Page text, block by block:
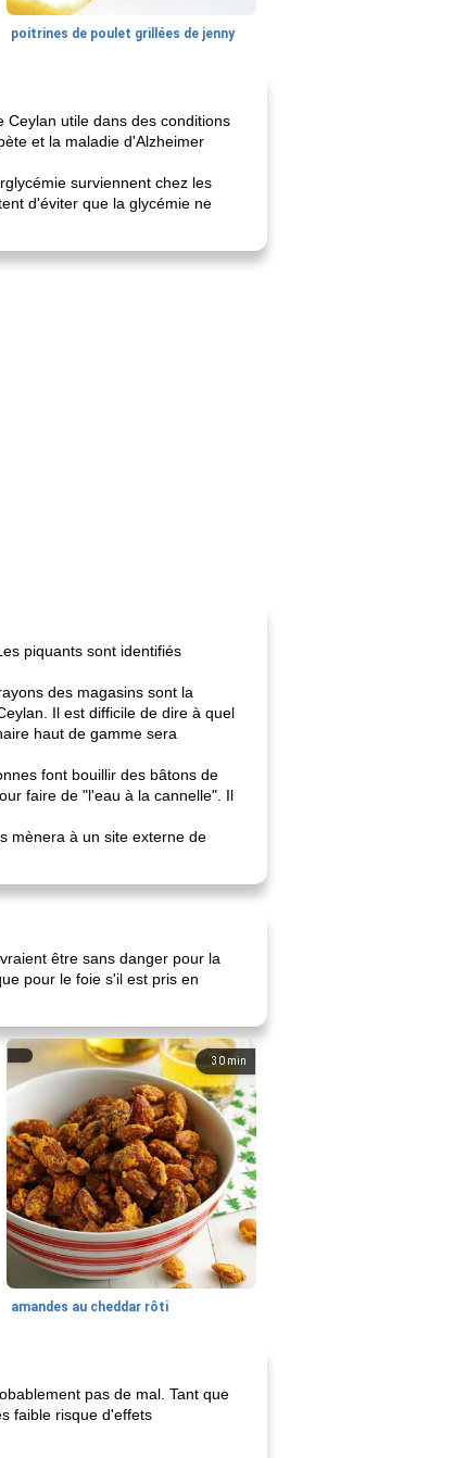
poitrines de poulet grillées de jenny
utile dans des conditions
et la maladie d'Alzheimer
surviennent chez les
d'éviter que la glycémie ne
piquants sont identifiés
des magasins sont la
Il est difficile de dire à quel
haut de gamme sera
font bouillir des bâtons de
faire de "l'eau à la cannelle". Il
mènera à un site externe de
être sans danger pour la
pour le foie s'il est pris en
30min
amandes au cheddar rôti
pas de mal. Tant que
faible risque d'effets